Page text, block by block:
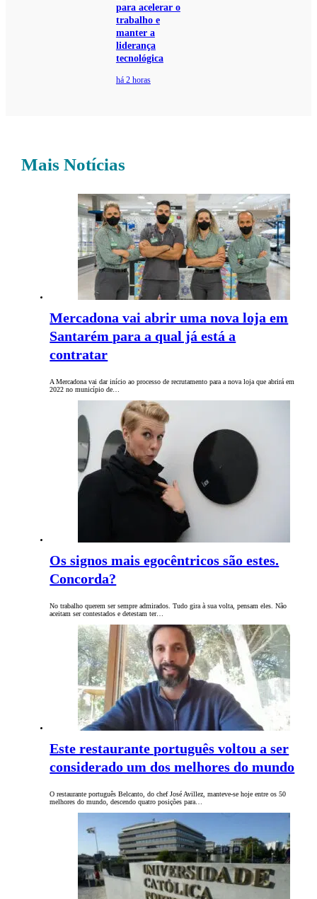
para acelerar o
trabalho e
manter a
liderança
tecnológica
há 2 horas
Mais Notícias
Mercadona vai abrir uma nova loja em
Santarém para a qual já está a
contratar
A Mercadona vai dar início ao processo de recrutamento para a nova loja que abrirá em
2022 no município de…
Os signos mais egocêntricos são estes.
Concorda?
No trabalho querem ser sempre admirados. Tudo gira à sua volta, pensam eles. Não
aceitam ser contestados e detestam ter…
Este restaurante português voltou a ser
considerado um dos melhores do mundo
O restaurante português Belcanto, do chef José Avillez, manteve-se hoje entre os 50
melhores do mundo, descendo quatro posições para…